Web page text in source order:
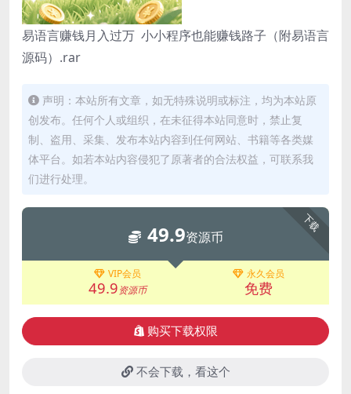
易语言赚钱月入过万 小小程序也能赚钱路子（附易语言
源码）.rar
声明：本站所有文章，如无特殊说明或标注，均为本站原
创发布。任何个人或组织，在未征得本站同意时，禁止复
制、盗用、采集、发布本站内容到任何网站、书籍等各类媒
体平台。如若本站内容侵犯了原著者的合法权益，可联系我
们进行处理。
下载
49.9资源币
VIP会员
49.9资源币
永久会员
免费
购买下载权限
不会下载，看这个